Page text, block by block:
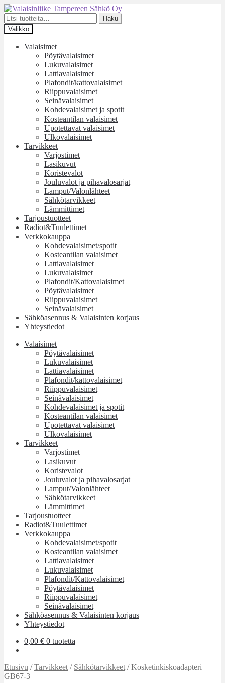
Siirry
navigointiin
Siirry
sisältöön
Etsi:
Haku
Valikko
Valaisimet
Pöytävalaisimet
Lukuvalaisimet
Lattiavalaisimet
Plafondit/kattovalaisimet
Riippuvalaisimet
Seinävalaisimet
Kohdevalaisimet ja spotit
Kosteantilan valaisimet
Upotettavat valaisimet
Ulkovalaisimet
Tarvikkeet
Varjostimet
Lasikuvut
Koristevalot
Jouluvalot ja pihavalosarjat
Lamput/Valonlähteet
Sähkötarvikkeet
Lämmittimet
Tarjoustuotteet
Radiot&Tuulettimet
Verkkokauppa
Kohdevalaisimet/spotit
Kosteantilan valaisimet
Lattiavalaisimet
Lukuvalaisimet
Plafondit/Kattovalaisimet
Pöytävalaisimet
Riippuvalaisimet
Seinävalaisimet
Sähköasennus & Valaisinten korjaus
Yhteystiedot
Valaisimet
Pöytävalaisimet
Lukuvalaisimet
Lattiavalaisimet
Plafondit/kattovalaisimet
Riippuvalaisimet
Seinävalaisimet
Kohdevalaisimet ja spotit
Kosteantilan valaisimet
Upotettavat valaisimet
Ulkovalaisimet
Tarvikkeet
Varjostimet
Lasikuvut
Koristevalot
Jouluvalot ja pihavalosarjat
Lamput/Valonlähteet
Sähkötarvikkeet
Lämmittimet
Tarjoustuotteet
Radiot&Tuulettimet
Verkkokauppa
Kohdevalaisimet/spotit
Kosteantilan valaisimet
Lattiavalaisimet
Lukuvalaisimet
Plafondit/Kattovalaisimet
Pöytävalaisimet
Riippuvalaisimet
Seinävalaisimet
Sähköasennus & Valaisinten korjaus
Yhteystiedot
0,00 € 0 tuotetta
Etusivu /Tarvikkeet / Sähkötarvikkeet /Kosketinkiskoadapteri
GB67-3